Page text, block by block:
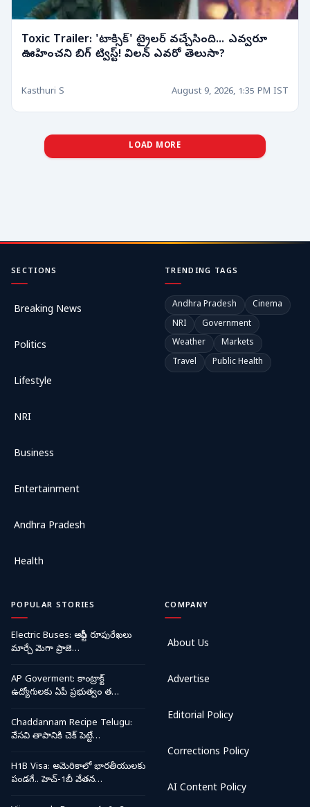
Toxic Trailer: 'టాక్సిక్' ట్రైలర్ వచ్చేసింది... ఎవ్వరూ
ఊహించని బిగ్ ట్విస్ట్! విలన్ ఎవరో తెలుసా?
Kasthuri S August 9, 2026, 1:35 PM IST
LOAD MORE
SECTIONS
Breaking News
Politics
Lifestyle
NRI
Business
Entertainment
Andhra Pradesh
Health
TRENDING TAGS
Andhra Pradesh
Cinema
NRI
Government
Weather
Markets
Travel
Public Health
POPULAR STORIES
Electric Buses: ఆర్టీసీ రూపురేఖలు
మార్చే మెగా ప్రాజె…
AP Goverment: కాంట్రాక్ట్
ఉద్యోగులకు ఏపీ ప్రభుత్వం త…
Chaddannam Recipe Telugu:
వేసవి తాపానికి చెక్ పెట్టే…
H1B Visa: అమెరికాలో భారతీయులకు
పండగే.. హెచ్-1బీ వేతన…
COMPANY
About Us
Advertise
Editorial Policy
Corrections Policy
AI Content Policy